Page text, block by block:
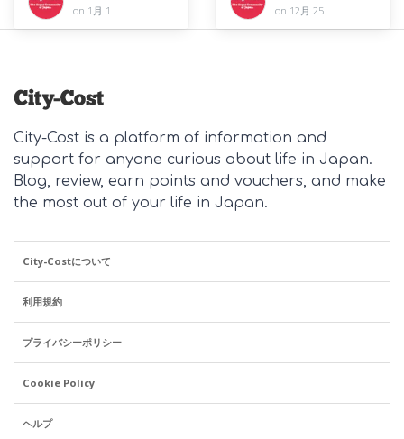
on 1月 1
on 12月 25
City-Cost is a platform of information and
support for anyone curious about life in Japan.
Blog, review, earn points and vouchers, and make
the most out of your life in Japan.
City-Costについて
利用規約
プライバシーポリシー
Cookie Policy
ヘルプ